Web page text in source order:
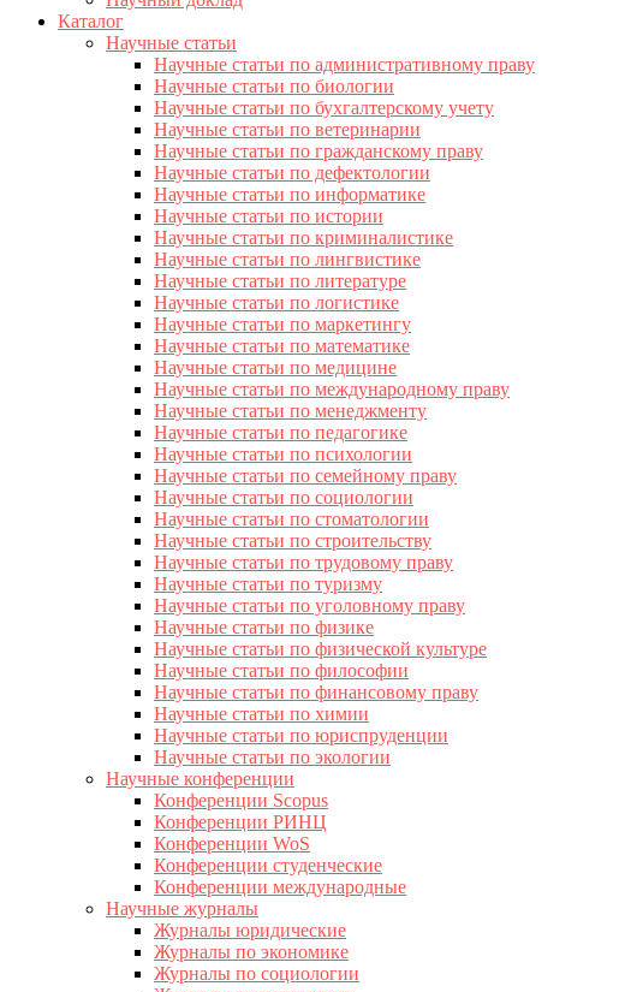
Каталог
Научные статьи
Научные статьи по административному праву
Научные статьи по биологии
Научные статьи по бухгалтерскому учету
Научные статьи по ветеринарии
Научные статьи по гражданскому праву
Научные статьи по дефектологии
Научные статьи по информатике
Научные статьи по истории
Научные статьи по криминалистике
Научные статьи по лингвистике
Научные статьи по литературе
Научные статьи по логистике
Научные статьи по маркетингу
Научные статьи по математике
Научные статьи по медицине
Научные статьи по международному праву
Научные статьи по менеджменту
Научные статьи по педагогике
Научные статьи по психологии
Научные статьи по семейному праву
Научные статьи по социологии
Научные статьи по стоматологии
Научные статьи по строительству
Научные статьи по трудовому праву
Научные статьи по туризму
Научные статьи по уголовному праву
Научные статьи по физике
Научные статьи по физической культуре
Научные статьи по философии
Научные статьи по финансовому праву
Научные статьи по химии
Научные статьи по юриспруденции
Научные статьи по экологии
Научные конференции
Конференции Scopus
Конференции РИНЦ
Конференции WoS
Конференции студенческие
Конференции международные
Научные журналы
Журналы юридические
Журналы по экономике
Журналы по социологии